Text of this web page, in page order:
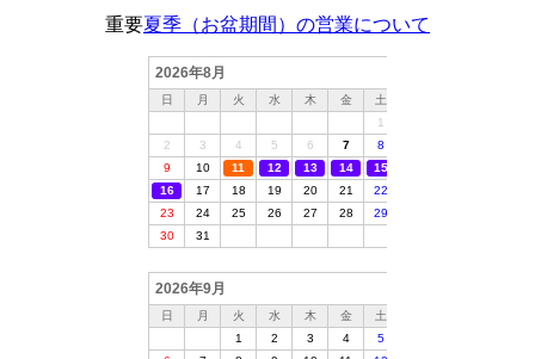
重要夏季（お盆期間）の営業について